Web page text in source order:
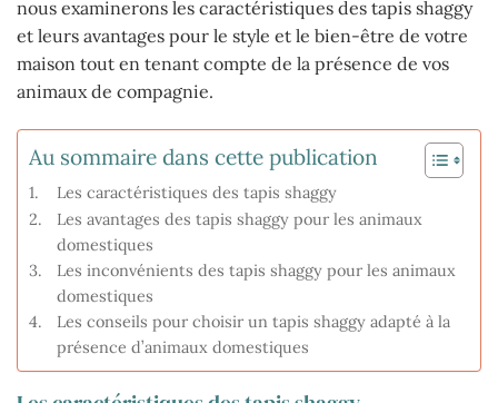
nous examinerons les caractéristiques des tapis shaggy
et leurs avantages pour le style et le bien-être de votre
maison tout en tenant compte de la présence de vos
animaux de compagnie.
Au sommaire dans cette publication
Les caractéristiques des tapis shaggy
Les avantages des tapis shaggy pour les animaux
domestiques
Les inconvénients des tapis shaggy pour les animaux
domestiques
Les conseils pour choisir un tapis shaggy adapté à la
présence d’animaux domestiques